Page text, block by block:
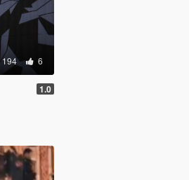
194 6
1.0